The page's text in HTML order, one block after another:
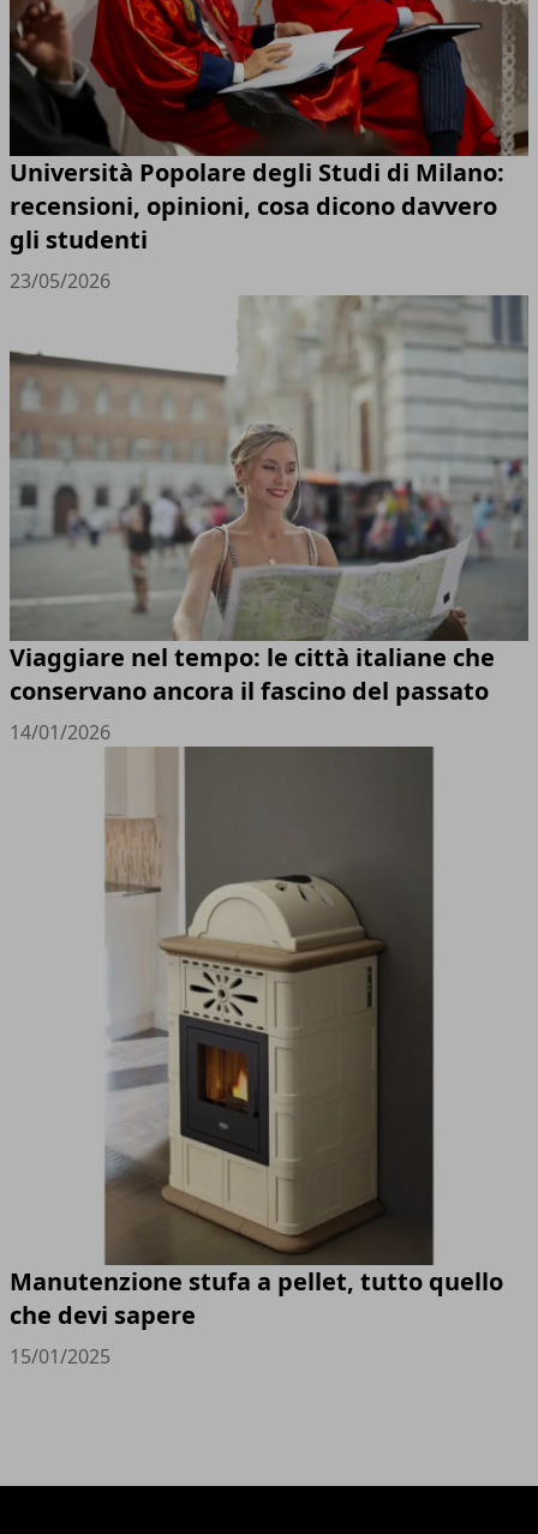
Università Popolare degli Studi di Milano:
recensioni, opinioni, cosa dicono davvero
gli studenti
23/05/2026
Viaggiare nel tempo: le città italiane che
conservano ancora il fascino del passato
14/01/2026
Manutenzione stufa a pellet, tutto quello
che devi sapere
15/01/2025